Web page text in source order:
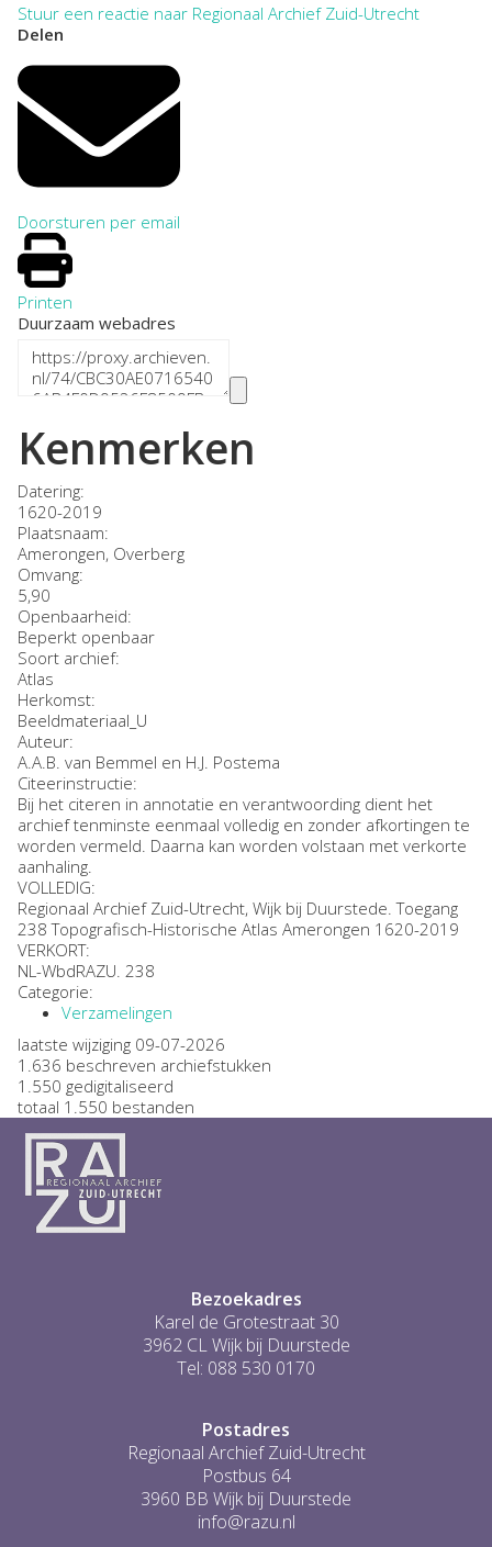
Stuur een reactie naar Regionaal Archief Zuid-Utrecht
Delen
Doorsturen per email
Printen
Duurzaam webadres
Kenmerken
Datering:
1620-2019
Plaatsnaam:
Amerongen, Overberg
Omvang:
5,90
Openbaarheid:
Beperkt openbaar
Soort archief:
Atlas
Herkomst:
Beeldmateriaal_U
Auteur:
A.A.B. van Bemmel en H.J. Postema
Citeerinstructie:
Bij het citeren in annotatie en verantwoording dient het
archief tenminste eenmaal volledig en zonder afkortingen te
worden vermeld. Daarna kan worden volstaan met verkorte
aanhaling.
VOLLEDIG:
Regionaal Archief Zuid-Utrecht, Wijk bij Duurstede. Toegang
238 Topografisch-Historische Atlas Amerongen 1620-2019
VERKORT:
NL-WbdRAZU. 238
Categorie:
Verzamelingen
laatste wijziging 09-07-2026
1.636 beschreven archiefstukken
1.550 gedigitaliseerd
totaal 1.550 bestanden
Bezoekadres
Karel de Grotestraat 30
3962 CL Wijk bij Duurstede
Tel: 088 530 0170
Postadres
Regionaal Archief Zuid-Utrecht
Postbus 64
3960 BB Wijk bij Duurstede
info@razu.nl